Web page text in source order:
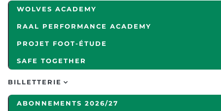
WOLVES ACADEMY
RAAL PERFORMANCE ACADEMY
PROJET FOOT-ÉTUDE
SAFE TOGETHER
BILLETTERIE
ABONNEMENTS 2026/27